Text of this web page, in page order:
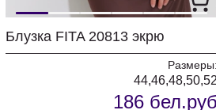
Блузка FITA 20813 экрю
Размеры:
44,46,48,50,52
186 бел.руб